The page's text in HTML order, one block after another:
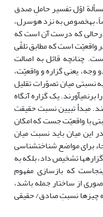
مسألة اوّل تفسیر حاملِ صدق
به‏خصوص به نزد هوسرل،
که درست آن است که
واقعیّت است که مطابق تلقّى
چنانچه قائل به اصالت
وجه، یعنى گزاره و واقعیّت،
نسبتى میان تصوّرات تقلیل
یک گزاره آنگاه
مبدأ تبیین نسبت حقیقت
با واقعیّت جست که امکان
این میان باید نسبت میان
براى مواضع شناخت‏شناسى
تشخیص داد، بلکه به
که بازسازى مفهوم
از ساختار جمله باشد،
چیزها نسبتِ صادق/ حقیقى